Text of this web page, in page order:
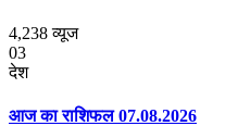
4,238व्यूज
03
देश
आज का राशिफल 07.08.2026